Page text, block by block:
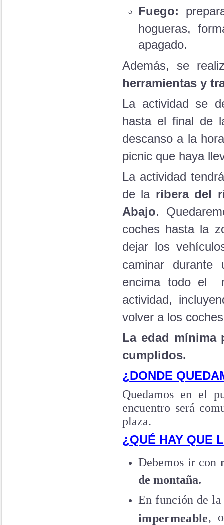
Fuego:
hogueras,
apagado.
Además, se
herramientas y
La actividad se
hasta el final de
descanso a la
picnic que haya
La actividad
de la ribera del
Abajo.
coches hasta la
dejar los
caminar
encima todo el
actividad,
volver a los
La edad
cumplidos.
¿DONDE
Quedamos en el
encuentro será
plaza.
¿QUÉ HAY QUE
Debemos ir con
de montaña.
En función de
impermeable,